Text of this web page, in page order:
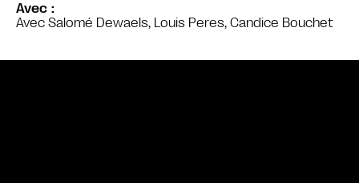
Avec
Avec Salomé Dewaels, Louis Peres, Candice Bouchet